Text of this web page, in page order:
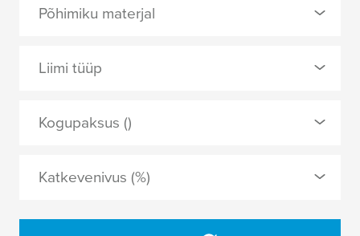
Põhimiku materjal
0 Selected
lehtpaber
APPLY
Liimi tüüp
0 Selected
Kogupaksus ()
Katkevenivus (%)